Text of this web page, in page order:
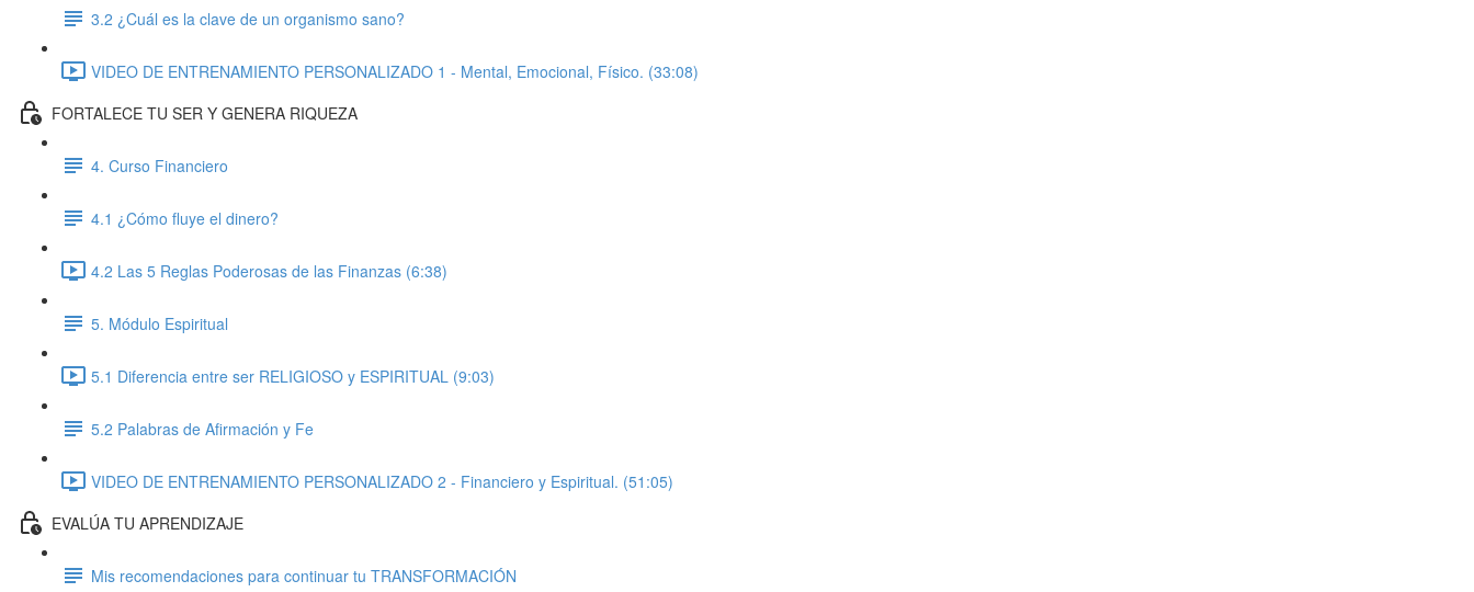
3.2 ¿Cuál es la clave de un organismo sano?
VIDEO DE ENTRENAMIENTO PERSONALIZADO 1 - Mental, Emocional, Físico. (33:08)
FORTALECE TU SER Y GENERA RIQUEZA
4. Curso Financiero
4.1 ¿Cómo fluye el dinero?
4.2 Las 5 Reglas Poderosas de las Finanzas (6:38)
5. Módulo Espiritual
5.1 Diferencia entre ser RELIGIOSO y ESPIRITUAL (9:03)
5.2 Palabras de Afirmación y Fe
VIDEO DE ENTRENAMIENTO PERSONALIZADO 2 - Financiero y Espiritual. (51:05)
EVALÚA TU APRENDIZAJE
Mis recomendaciones para continuar tu TRANSFORMACIÓN